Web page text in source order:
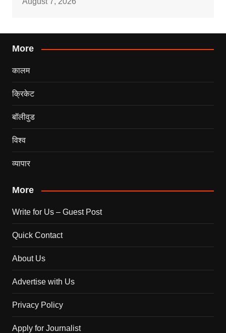
More
कालम
क्रिकेट
बॉलीवुड
विश्व
व्यापार
More
Write for Us – Guest Post
Quick Contact
About Us
Advertise with Us
Privacy Policy
Apply for Journalist